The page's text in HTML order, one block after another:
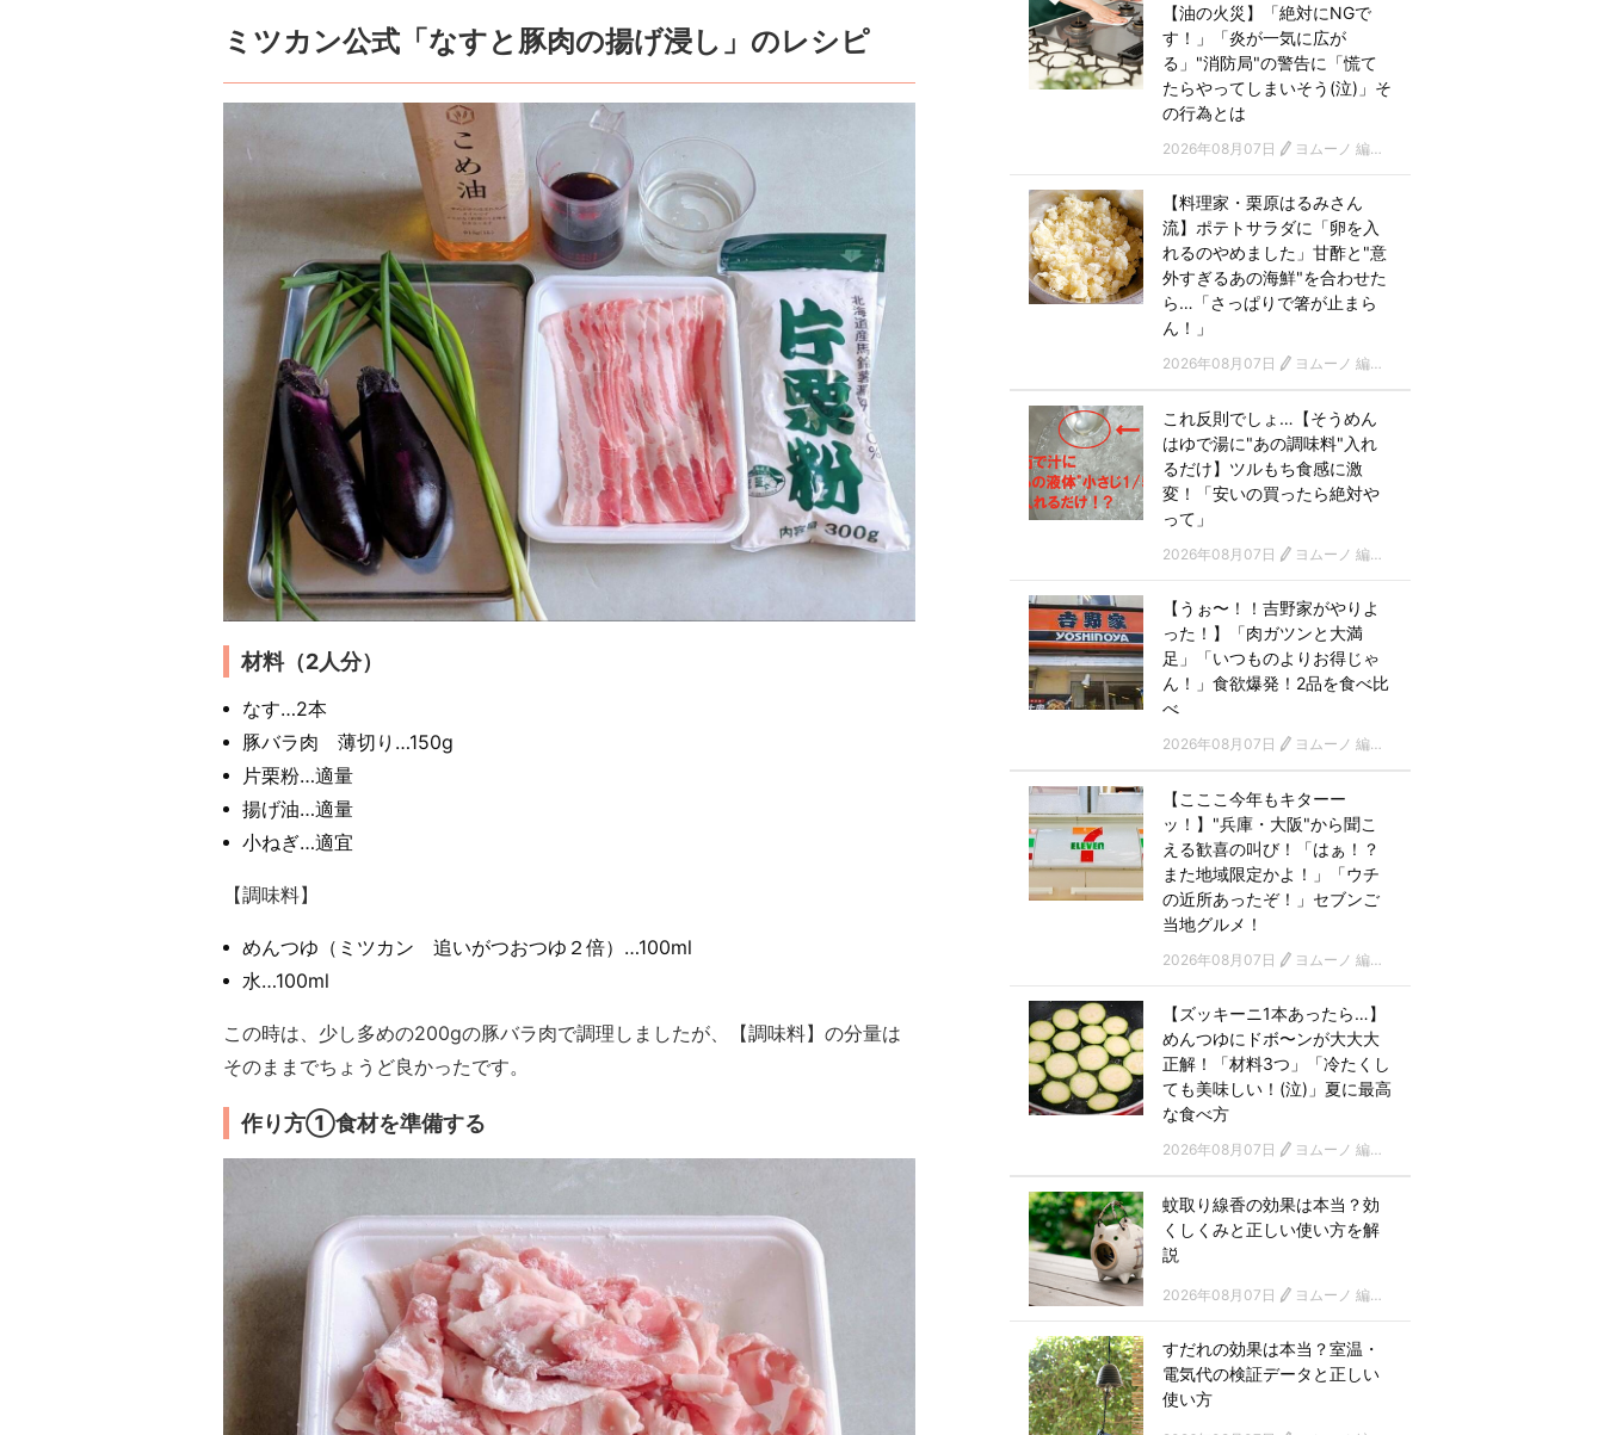
ミツカン公式「なすと豚肉の揚げ浸し」のレシピ
材料（2人分）
なす…2本
豚バラ肉 薄切り…150g
片栗粉…適量
揚げ油…適量
小ねぎ…適宜
【調味料】
めんつゆ（ミツカン 追いがつおつゆ２倍）…100ml
水…100ml
この時は、少し多めの200gの豚バラ肉で調理しましたが、【調味料】の分量は
そのままでちょうど良かったです。
作り方①食材を準備する
【油の火災】「絶対にNGで
す！」「炎が一気に広が
る」"消防局"の警告に「慌て
たらやってしまいそう(泣)」そ
の行為とは
2026年08月07日 ヨムーノ 編集部
【料理家・栗原はるみさん
流】ポテトサラダに「卵を入
れるのやめました」甘酢と"意
外すぎるあの海鮮"を合わせた
ら…「さっぱりで箸が止まら
ん！」
2026年08月07日 ヨムーノ 編集部
これ反則でしょ…【そうめん
はゆで湯に"あの調味料"入れ
るだけ】ツルもち食感に激
変！「安いの買ったら絶対や
って」
2026年08月07日 ヨムーノ 編集部
【うぉ〜！！吉野家がやりよ
った！】「肉ガツンと大満
足」「いつものよりお得じゃ
ん！」食欲爆発！2品を食べ比
べ
2026年08月07日 ヨムーノ 編集部
【こここ今年もキターー
ッ！】"兵庫・大阪"から聞こ
える歓喜の叫び！「はぁ！？
また地域限定かよ！」「ウチ
の近所あったぞ！」セブンご
当地グルメ！
2026年08月07日 ヨムーノ 編集部
【ズッキーニ1本あったら…】
めんつゆにドボ〜ンが大大大
正解！「材料3つ」「冷たくし
ても美味しい！(泣)」夏に最高
な食べ方
2026年08月07日 ヨムーノ 編集部
蚊取り線香の効果は本当？効
くしくみと正しい使い方を解
説
2026年08月07日 ヨムーノ 編集部
すだれの効果は本当？室温・
電気代の検証データと正しい
使い方